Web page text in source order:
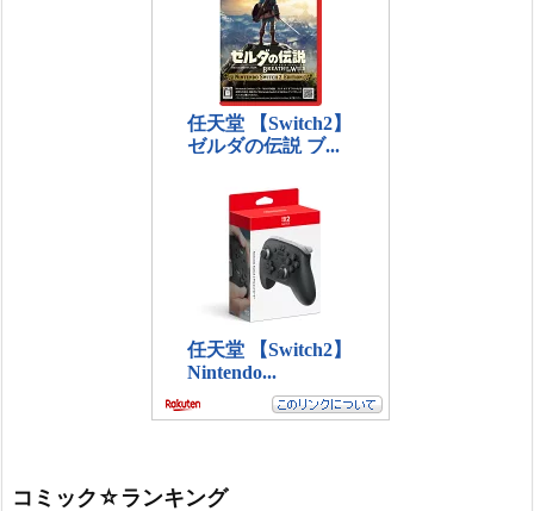
コミック☆ランキング